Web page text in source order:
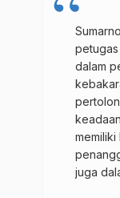
dalam
juga